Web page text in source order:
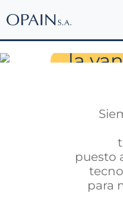
Un
la
puesto
para